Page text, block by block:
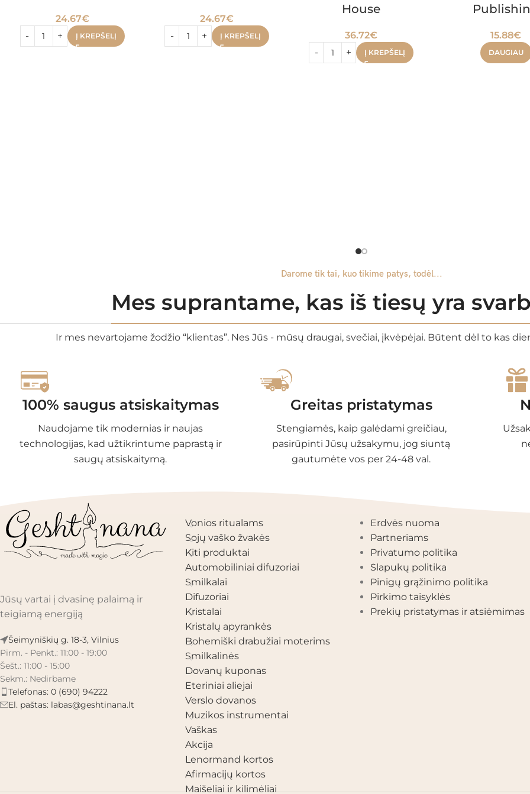
24.67€
Į KREPŠELĮ
24.67€
Į KREPŠELĮ
House
36.72€
Į KREPŠELĮ
15.88€
DAUGIAU
Darome tik tai, kuo tikime patys, todėl...
Mes suprantame, kas iš tiesų yra
Ir mes nevartojame žodžio “klientas”. Nes Jūs - mūsų draugai, svečiai, įkvėpėjai. Būtent dėl to kas
100% saugus atsiskaitymas
Naudojame tik modernias ir naujas
technologijas, kad užtikrintume paprastą ir
saugų atsiskaitymą.
Greitas pristatymas
Stengiamės, kaip galėdami greičiau,
pasirūpinti Jūsų užsakymu, jog siuntą
gautumėte vos per 24-48 val.
Jūsų vartai į dvasinę palaimą ir
teigiamą energiją
Šeimyniškių g. 18-3, Vilnius
Pirm. - Penkt.: 11:00 - 19:00
Šešt.: 11:00 - 15:00
Sekm.: Nedirbame
Telefonas: 0 (690) 94222
El. paštas: labas@geshtinana.lt
PRODUKTŲ KATEGORIJOS
Vonios ritualams
Sojų vaško žvakės
Kiti produktai
Automobiliniai difuzoriai
Smilkalai
Difuzoriai
Kristalai
Kristalų apyrankės
Bohemiški drabužiai moterims
Smilkalinės
Dovanų kuponas
Eteriniai aliejai
Verslo dovanos
Muzikos instrumentai
Vaškas
Akcija
Lenormand kortos
Afirmacijų kortos
Maišeliai ir kilimėliai
Erdvės nuoma
Partneriams
Privatumo politika
Slapukų politika
Pinigų grąžinimo politika
Pirkimo taisyklės
Prekių pristatymas ir atsiėmimas